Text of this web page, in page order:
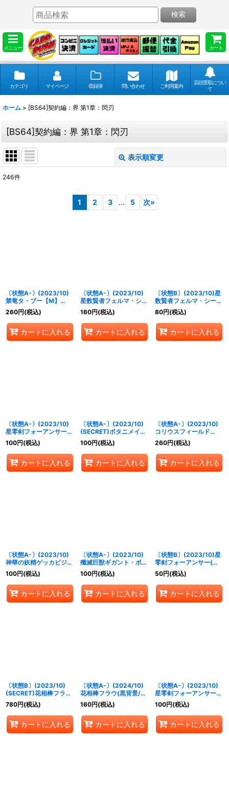
メニュー カート
検索
カテゴリ マイページ 収録弾 問い合わせ ご利用案内
店頭受取につい
て
ホーム > [BS64]契約編：界 第1章：閃刃
[BS64]契約編：界 第1章：閃刃
表示順変更
246件
1 2 3 ... 5 次»
〔状態A-〕(2023/10)
禁竜タ・ブー【M】
{BS64-015}《紫》
260円(税込)
カートに入れる
〔状態A-〕(2023/10)
星数賢者フェルマ・シー
ラム・Q.E.D.【X】
{BS64-X03}《黄》
160円(税込)
カートに入れる
〔状態B〕(2023/10)星
数賢者フェルマ・シーラ
ム・Q.E.D.【X】
{BS64-X03}《黄》
80円(税込)
カートに入れる
〔状態A-〕(2023/10)
星零剣フォーアンサー
【X】{BS64-X09}
《多》
100円(税込)
カートに入れる
〔状態A-〕(2023/10)
(SECRET)ボタニメイデ
ンフラウ【M-SEC】
{BS64-027}《緑》
100円(税込)
カートに入れる
〔状態A-〕(2023/10)
コリウスフィールド
【R】{BS64-089}
《黄》
260円(税込)
カートに入れる
〔状態A-〕(2023/10)
神華の妖精ゲッカビジン
【C】{BS64-045}
《黄》
100円(税込)
カートに入れる
〔状態A-〕(2023/10)
殲滅巨獣ギガント・ボア
ード【X】{BS64-X05}
《青》
100円(税込)
カートに入れる
〔状態B〕(2023/10)星
零剣フォーアンサー(ノ
ーマル仕様)【X】
{BS64-X09}《多》
50円(税込)
カートに入れる
〔状態B〕(2023/10)
(SECRET)花相棒フラウ
【契約X-SEC】{BS64-
CX02}《緑》
780円(税込)
カートに入れる
〔状態A-〕(2024/10)
花相棒フラウ(黒背景/金
文字)【契約X】{BS64-
CX02}《緑》
160円(税込)
カートに入れる
〔状態A-〕(2023/10)
星零剣フォーアンサー
(ノーマル仕様)【X】
{BS64-X09}《多》
100円(税込)
カートに入れる